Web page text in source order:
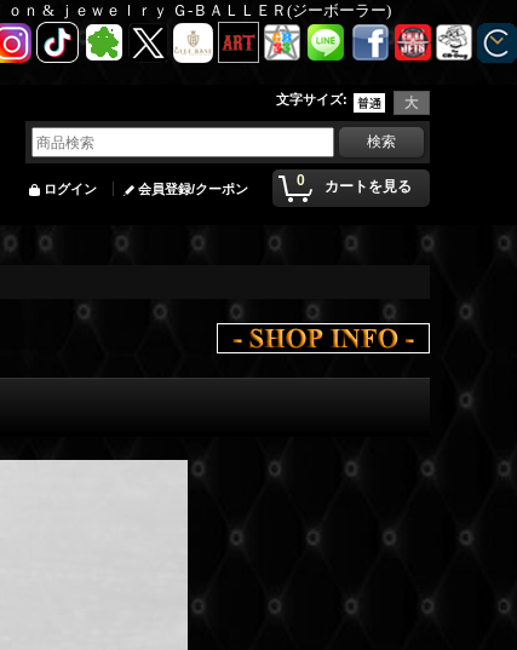
ｎ & ｊｅｗｅｌｒｙ Ｇ-ＢＡＬＬＥＲ(ジーボーラー)
文字サイズ:
0 カートを見る
ログイン 会員登録/クーポン